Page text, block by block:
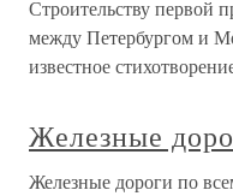
Строительству первой
между Петербургом и
известное
Железные
Железные дороги по